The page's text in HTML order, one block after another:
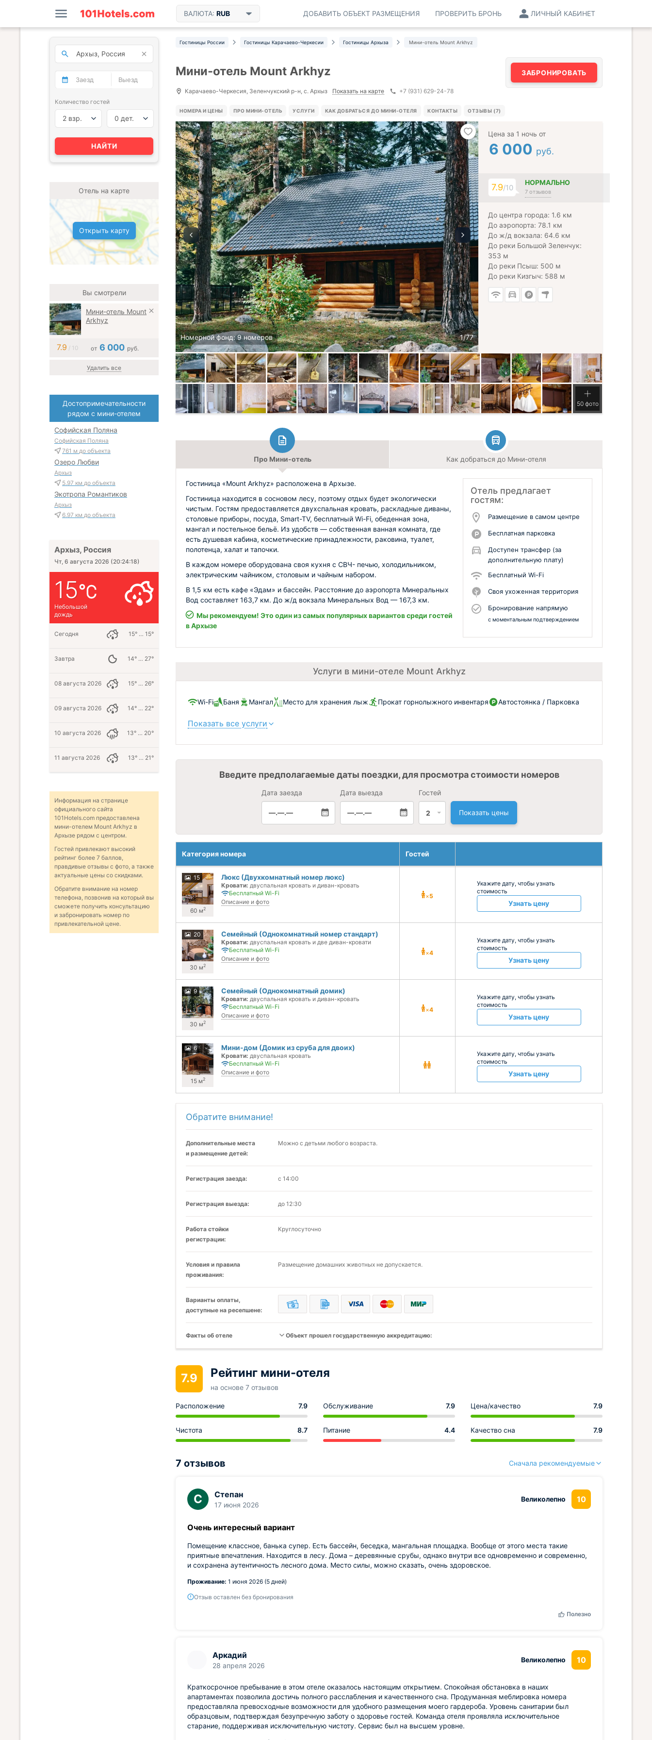
ВАЛЮТА: RUB ЛИЧНЫЙ КАБИНЕТ
ПРОВЕРИТЬ БРОНЬ
ДОБАВИТЬ ОБЪЕКТ РАЗМЕЩЕНИЯ
Гостиницы России Гостиницы Карачаево-Черкесии Гостиницы Архыза Мини-отель Mount Arkhyz
Мини-отель Mount Arkhyz
Карачаево-Черкесия, Зеленчукский р-н, с. Архыз Показать на карте +7 (931) 629-24-78
ЗАБРОНИРОВАТЬ
НОМЕРА И ЦЕНЫ ПРО МИНИ-ОТЕЛЬ УСЛУГИ КАК ДОБРАТЬСЯ ДО МИНИ-ОТЕЛЯ КОНТАКТЫ ОТЗЫВЫ (7)
Номерной фонд: 9 номеров
Цена за 1 ночь от
6 000 руб.
7.9/10
НОРМАЛЬНО
7 отзывов
До центра города: 1.6 км
До аэропорта: 78.1 км
До ж/д вокзала: 64.6 км
До реки Большой Зеленчук:
353 м
До реки Псыш: 500 м
До реки Кизгыч: 588 м
50 фото
Про Мини-отель Как добраться до Мини-отеля
Отель предлагает
гостям:
Размещение в самом центре
Бесплатная парковка
Доступен трансфер (за
дополнительную плату)
Бесплатный Wi-Fi
Своя ухоженная территория
Бронирование напрямую
с моментальным подтверждением
Гостиница «Mount Arkhyz» расположена в Архызе.
Гостиница находится в сосновом лесу, поэтому отдых будет экологически
чистым. Гостям предоставляется двухспальная кровать, раскладные диваны,
столовые приборы, посуда, Smart-TV, бесплатный Wi-Fi, обеденная зона,
мангал и постельное бельё. Из удобств — собственная ванная комната, где
есть душевая кабина, косметические принадлежности, раковина, туалет,
полотенца, халат и тапочки.
В каждом номере оборудована своя кухня с СВЧ- печью, холодильником,
электрическим чайником, столовым и чайным набором.
В 1,5 км есть кафе «Эдам» и бассейн. Расстояние до аэропорта Минеральных
Вод составляет 163,7 км. До ж/д вокзала Минеральных Вод — 167,3 км.
Мы рекомендуем! Это один из самых популярных вариантов среди гостей
в Архызе
Услуги в мини-отеле Mount Arkhyz
Wi-Fi Баня Мангал Место для хранения лыж Прокат горнолыжного инвентаря Автостоянка / Парковка
Показать все услуги
Введите предполагаемые даты поездки, для просмотра стоимости номеров
Дата заезда
—.—.—
Дата выезда
—.—.—
Гостей
2 Показать цены
Категория номера Гостей
15
60 м2
Люкс (Двухкомнатный номер люкс)
Кровати: двуспальная кровать и диван-кровать
Бесплатный Wi-Fi
Описание и фото
×5
Укажите дату, чтобы узнать
стоимость
Узнать цену
20
30 м2
Семейный (Однокомнатный номер стандарт)
Кровати: двуспальная кровать и две диван-кровати
Бесплатный Wi-Fi
Описание и фото
×4
Укажите дату, чтобы узнать
стоимость
Узнать цену
9
30 м2
Семейный (Однокомнатный домик)
Кровати: двуспальная кровать и диван-кровать
Бесплатный Wi-Fi
Описание и фото
×4
Укажите дату, чтобы узнать
стоимость
Узнать цену
6
15 м2
Мини-дом (Домик из сруба для двоих)
Кровати: двуспальная кровать
Бесплатный Wi-Fi
Описание и фото
Укажите дату, чтобы узнать
стоимость
Узнать цену
Обратите внимание!
Дополнительные места
и размещение детей:
Можно с детьми любого возраста.
Регистрация заезда: с 14:00
Регистрация выезда: до 12:30
Работа стойки
регистрации:
Круглосуточно
Условия и правила
проживания:
Размещение домашних животных не допускается.
Варианты оплаты,
доступные на ресепшене:
Факты об отеле Объект прошел государственную аккредитацию:
7.9 Рейтинг мини-отеля
на основе 7 отзывов
Расположение 7.9 Обслуживание 7.9 Цена/качество 7.9
Чистота 8.7 Питание 4.4 Качество сна 7.9
7 отзывов Сначала рекомендуемые
С Степан
17 июня 2026
Великолепно 10
Очень интересный вариант
Помещение классное, банька супер. Есть бассейн, беседка, мангальная площадка. Вообще от этого места такие
приятные впечатления. Находится в лесу. Дома – деревянные срубы, однако внутри все одновременно и современно,
и сохранена аутентичность лесного дома. Место силы, можно сказать, очень здоровское.
Проживание: 1 июня 2026 (5 дней)
Отзыв оставлен без бронирования
Полезно
Аркадий
28 апреля 2026
Великолепно 10
Краткосрочное пребывание в этом отеле оказалось настоящим открытием. Спокойная обстановка в наших
апартаментах позволила достичь полного расслабления и качественного сна. Продуманная меблировка номера
предоставляла превосходные возможности для удобного размещения моего гардероба. Уровень санитарии был
образцовым, подтверждая безупречную заботу о здоровье гостей. Команда отеля проявляла исключительное
старание, поддерживая исключительную чистоту. Сервис был на высшем уровне.
Количество гостей
2 взр. 0 дет.
НАЙТИ
Отель на карте
Открыть карту
Вы смотрели
Мини-отель Mount
Arkhyz
7.9 / 10 от 6 000 руб.
Удалить все
Достопримечательности
рядом с мини-отелем
Софийская Поляна
Софийская Поляна
761 м до объекта
Озеро Любви
Архыз
5.97 км до объекта
Экотропа Романтиков
Архыз
6.97 км до объекта
Архыз, Россия
Чт, 6 августа 2026 (20:24:19)
15
Небольшой
дождь
Сегодня 15° … 15°
Завтра 14° … 27°
08 августа 2026 15° … 26°
09 августа 2026 14° … 22°
10 августа 2026 13° … 20°
11 августа 2026 13° … 21°
Информация на странице
официального сайта
101Hotels.com предоставлена
мини-отелем Mount Arkhyz в
Архызе рядом с центром.
Гостей привлекают высокий
рейтинг более 7 баллов,
правдивые отзывы с фото, а также
актуальные цены со скидками.
Обратите внимание на номер
телефона, позвонив на который вы
сможете получить консультацию
и забронировать номер по
привлекательной цене.